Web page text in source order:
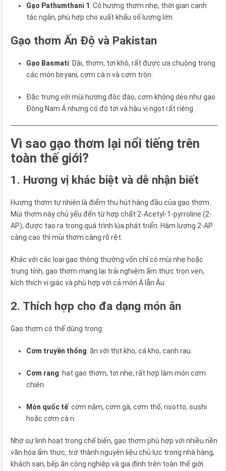
Gạo Pathumthani 1 : Có hương thơm nhẹ, thời gian canh
tác ngắn, phù hợp cho xuất khẩu số lượng lớn.
Gạo thơm Ấn Độ và Pakistan
Gạo Basmati: Dài, thơm, tơi khô, rất được ưa chuộng trong
các món biryani, cơm cà ri và cơm trộn.
Đặc trưng với mùi hương độc đáo, cơm không dẻo như gạo
Đông Nam Á nhưng có độ tơi và hậu vị ngọt rất riêng.
Vì sao gạo thơm lại nổi tiếng trên
toàn thế giới?
1. Hương vị khác biệt và dễ nhận biết
Hương thơm tự nhiên là điểm thu hút hàng đầu của gạo thơm.
Mùi thơm này chủ yếu đến từ hợp chất 2-Acetyl-1-pyrroline (2-
AP), được tạo ra trong quá trình lúa phát triển. Hàm lượng 2-AP
càng cao thì mùi thơm càng rõ rệt.
Khác với các loại gạo thông thường vốn chỉ có mùi nhẹ hoặc
trung tính, gạo thơm mang lại trải nghiệm ẩm thực trọn vẹn,
kích thích vị giác và phù hợp với cả món Á lẫn Âu.
2. Thích hợp cho đa dạng món ăn
Gạo thơm có thể dùng trong:
Cơm truyền thống: ăn với thịt kho, cá kho, canh rau.
Cơm rang: hạt gạo thơm, tơi nhẹ, rất hợp làm món cơm
chiên.
Món quốc tế: cơm nắm, cơm gà, cơm thố, risotto, sushi
hoặc cơm cà ri.
Nhờ sự linh hoạt trong chế biến, gạo thơm phù hợp với nhiều nền
văn hóa ẩm thực, trở thành nguyên liệu chủ lực trong nhà hàng,
khách sạn, bếp ăn công nghiệp và gia đình trên toàn thế giới.